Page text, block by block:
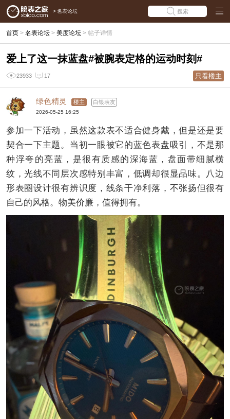
> 名表论坛 搜索
首页 > 名表论坛 > 美度论坛 > 帖子详情
爱上了这一抹蓝盘#被腕表定格的运动时刻#
23933 17 只看楼主
绿色精灵 楼主 白银表友
2026-05-25 16:25
参加一下活动，虽然这款表不适合健身戴，但是还是要
契合一下主题。当初一眼被它的蓝色表盘吸引，不是那
种浮夸的亮蓝，是很有质感的深海蓝，盘面带细腻横
纹，光线不同层次感特别丰富，低调却很显品味。八边
形表圈设计很有辨识度，线条干净利落，不张扬但很有
自己的风格。物美价廉，值得拥有。